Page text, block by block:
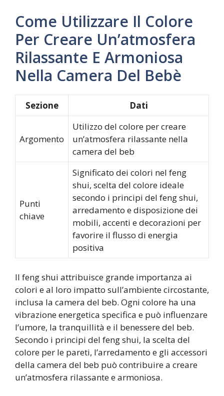
Come Utilizzare Il Colore
Per Creare Un’atmosfera
Rilassante E Armoniosa
Nella Camera Del Bebè
Sezione Dati
Argomento
Utilizzo del colore per creare
un’atmosfera rilassante nella
camera del beb
Punti
chiave
Significato dei colori nel feng
shui, scelta del colore ideale
secondo i principi del feng shui,
arredamento e disposizione dei
mobili, accenti e decorazioni per
favorire il flusso di energia
positiva
Il feng shui attribuisce grande importanza ai
colori e al loro impatto sull’ambiente circostante,
inclusa la camera del beb. Ogni colore ha una
vibrazione energetica specifica e può influenzare
l’umore, la tranquillità e il benessere del beb.
Secondo i principi del feng shui, la scelta del
colore per le pareti, l’arredamento e gli accessori
della camera del beb può contribuire a creare
un’atmosfera rilassante e armoniosa.